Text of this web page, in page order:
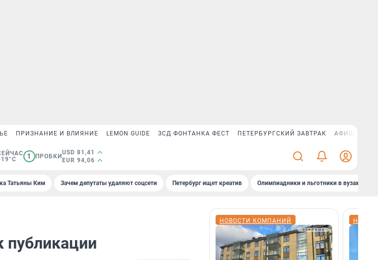
ПРИЗНАНИЕ И ВЛИЯНИЕ LEMON GUIDE ЗСД ФОНТАНКА ФЕСТ ПЕТЕРБУРГСКИЙ ЗАВТРАК АФИША PLUS
1 ПРОБКИ
USD 81,41
EUR 94,06
Татьяны Ким Зачем депутаты удаляют соцсети Петербург ищет креатив Олимпиадники и льготники в вузах СПб
публикации
НОВОСТИ КОМПАНИЙ